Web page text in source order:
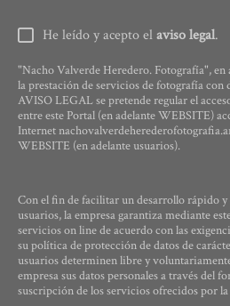
He leído y acepto elaviso legal.
"Nacho Valverde Heredero. Fotografía", en
la prestación de servicios de fotografía con
AVISO LEGAL se pretende regular el
entre este Portal (en adelante WEBSITE)
Internet
WEBSITE (en adelante usuarios).
Con el fin de facilitar un desarrollo rápido
usuarios, la empresa garantiza mediante
servicios on line de acuerdo con las
su política de protección de datos de
usuarios determinen libre y
empresa sus datos personales a través del
suscripción de los servicios ofrecidos por